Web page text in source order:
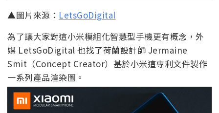
▲圖片來源： LetsGoDigital
為了讓大家對這小米模組化智慧型手機更有概念，外
媒 LetsGoDigital 也找了荷蘭設計師 Jermaine
Smit（Concept Creator）基於小米這專利文件製作
一系列產品渲染圖。